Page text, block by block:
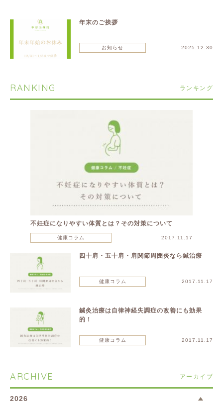
年末のご挨拶
お知らせ 2025.12.30
RANKING ランキング
不妊症になりやすい体質とは？その対策について
健康コラム 2017.11.17
四十肩・五十肩・肩関節周囲炎なら鍼治療
健康コラム 2017.11.17
鍼灸治療は自律神経失調症の改善にも効果
的！
健康コラム 2017.11.17
ARCHIVE アーカイブ
2026